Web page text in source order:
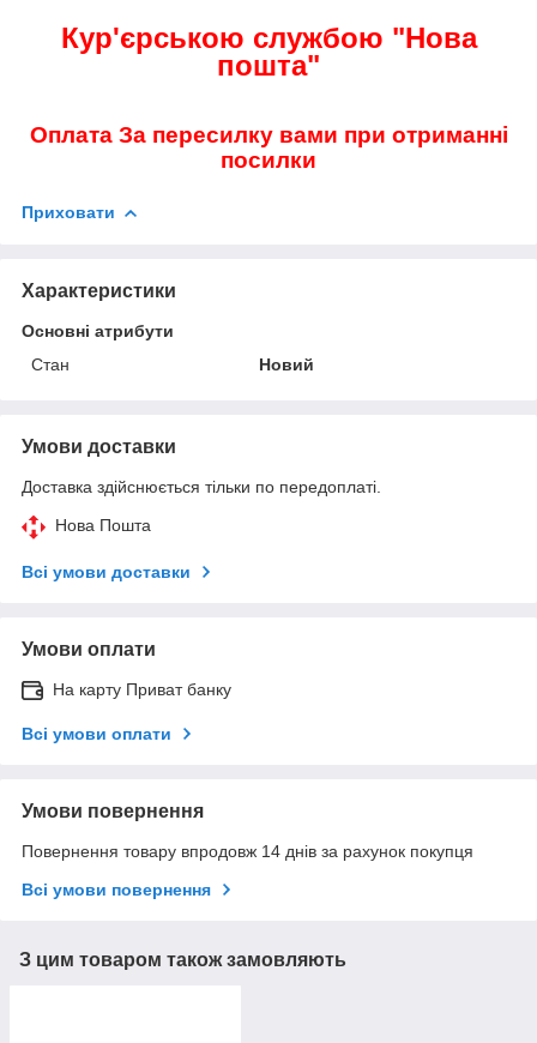
Кур'єрською службою "Нова
пошта"
Оплата За пересилку вами при отриманні
посилки
Приховати
Характеристики
Основні атрибути
Стан
Новий
Умови доставки
Доставка здійснюється тільки по передоплаті.
Нова Пошта
Всі умови доставки
Умови оплати
На карту Приват банку
Всі умови оплати
Умови повернення
Повернення товару впродовж 14 днів за рахунок покупця
Всі умови повернення
З цим товаром також замовляють